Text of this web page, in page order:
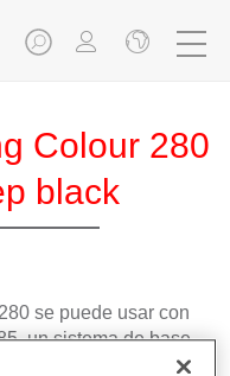
Colour 280
black
se puede usar con
un sistema de base
en una tecnología